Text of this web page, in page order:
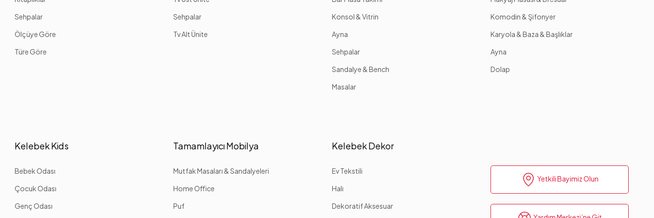
Sehpalar
Ölçüye Göre
Türe Göre
Sehpalar
Tv Alt Ünite
Konsol & Vitrin
Ayna
Sehpalar
Sandalye & Bench
Masalar
Komodin & Şifonyer
Karyola & Baza & Başlıklar
Ayna
Dolap
Kelebek Kids
Bebek Odası
Çocuk Odası
Genç Odası
Tamamlayıcı Mobilya
Mutfak Masaları & Sandalyeleri
Home Office
Puf
Kelebek Dekor
Ev Tekstili
Halı
Dekoratif Aksesuar
Yetkili Bayimiz Olun